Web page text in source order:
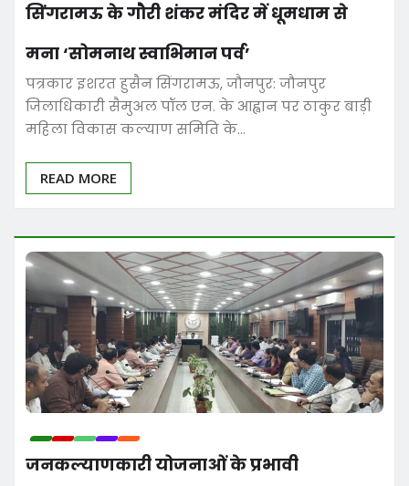
सिंगरामऊ के गौरी शंकर मंदिर में धूमधाम से
मना ‘सोमनाथ स्वाभिमान पर्व’
पत्रकार इशरत हुसैन सिंगरामऊ, जौनपुर: जौनपुर
जिलाधिकारी सैमुअल पॉल एन. के आह्वान पर ठाकुर बाड़ी
महिला विकास कल्याण समिति के…
READ MORE
जनकल्याणकारी योजनाओं के प्रभावी